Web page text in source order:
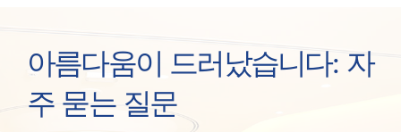
아름다움이 드러났습니다: 자
주 묻는 질문